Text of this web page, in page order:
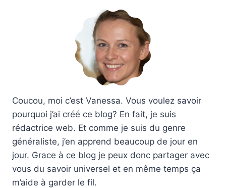
Coucou, moi c’est Vanessa. Vous voulez savoir
pourquoi j’ai créé ce blog? En fait, je suis
rédactrice web. Et comme je suis du genre
généraliste, j’en apprend beaucoup de jour en
jour. Grace à ce blog je peux donc partager avec
vous du savoir universel et en même temps ça
m’aide à garder le fil.